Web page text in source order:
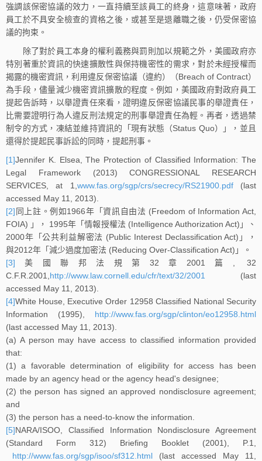
強調該保密協議的效力，一直持續至該員工的終身，這意味著，政府
員工於不具安全檢查的資格之後，或甚至是退離職之後，仍受保密協
議的拘束。
除了對於員工本身的權利義務與罰則加以規範之外，美國政府亦
特別著重於資訊的快速擴散性與保持機密性的需求，對於未經授權而
揭露的機密資訊，利用違反保密協議（違約）（Breach of Contract）
為手段，儘量減少機密資訊擴散的程度。例如，美國政府對政府員工
提起告訴時，以舉證責任來看，證明違反保密協議民事的舉證責任，
比需要證明行為人違反刑法規定的刑事舉證責任為輕。再者，透過禁
制令的方式，凍結並維持資訊的「現有狀態（Status Quo）」，並且
還得於提起民事訴訟的同時，提起刑事。
[1]Jennifer K. Elsea, The Protection of Classified Information: The
Legal Framework (2013) CONGRESSIONAL RESEARCH
SERVICES, at 1, www.fas.org/sgp/crs/secrecy/RS21900.pdf(last
accessed May 11, 2013).
[2] 同上註。例如1966年「資訊自由法 (Freedom of Information Act,
FOIA) 」， 1995年「情報授權法 (Intelligence Authorization Act)」、
2000年「公共利益解密法 (Public Interest Declassification Act)」，
與2012年「減少過度加密法 (Reducing Over-Classification Act)」。
[3] 美國聯邦法規第32章2001篇, 32
C.F.R.2001, http://www.law.cornell.edu/cfr/text/32/2001
(last
accessed May 11, 2013).
[4]White House, Executive Order 12958 Classified National Security
Information (1995), http://www.fas.org/sgp/clinton/eo12958.html
(last accessed May 11, 2013).
(a) A person may have access to classified information provided
that:
(1) a favorable determination of eligibility for access has been
made by an agency head or the agency head's designee;
(2) the person has signed an approved nondisclosure agreement;
and
(3) the person has a need-to-know the information.
[5]NARA/ISOO, Classified Information Nondisclosure Agreement
(Standard Form 312) Briefing Booklet (2001), P.1,
http://www.fas.org/sgp/isoo/sf312.html (last accessed May 11,